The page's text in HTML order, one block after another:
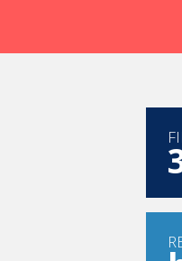
particulièrement vrai
les autres, ce qui